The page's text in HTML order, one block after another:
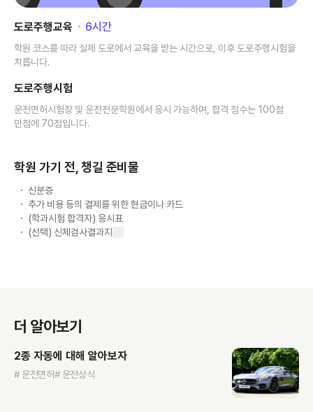
도로주행교육 ･ 6시간
학원 코스를 따라 실제 도로에서 교육을 받는 시간으로, 이후 도로주행시험을
치릅니다.
도로주행시험
운전면허시험장 및 운전전문학원에서 응시 가능하며, 합격 점수는 100점
만점에 70점입니다.
학원 가기 전, 챙길 준비물
신분증
추가 비용 등의 결제를 위한 현금이나 카드
(학과시험 합격자) 응시표
(선택) 신체검사결과지
더 알아보기
2종 자동에 대해 알아보자
# 운전면허# 운전상식